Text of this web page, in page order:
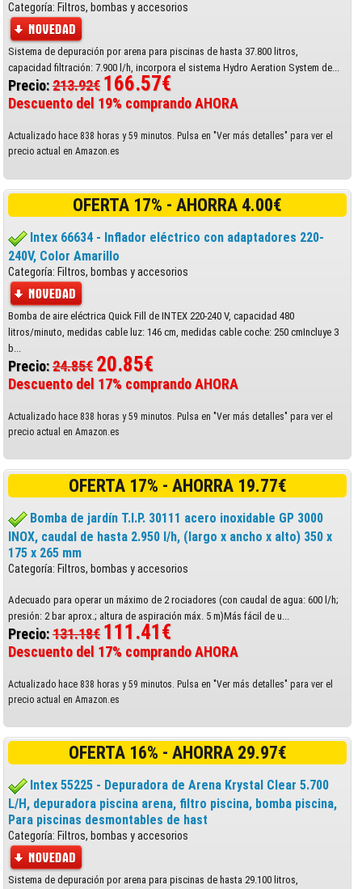
Categoría: Filtros, bombas y accesorios
Sistema de depuración por arena para piscinas de hasta 37.800 litros,
capacidad filtración: 7.900 l/h, incorpora el sistema Hydro Aeration System de...
Precio:213.92€ 166.57€
Descuento del 19% comprando AHORA
Actualizado hace 838 horas y 59 minutos. Pulsa en "Ver más detalles" para ver el
precio actual en Amazon.es
OFERTA 17% - AHORRA 4.00€
Intex 66634 - Inflador eléctrico con adaptadores 220-
240V, Color Amarillo
Categoría: Filtros, bombas y accesorios
Bomba de aire eléctrica Quick Fill de INTEX 220-240 V, capacidad 480
litros/minuto, medidas cable luz: 146 cm, medidas cable coche: 250 cmIncluye 3
b...
Precio:24.85€ 20.85€
Descuento del 17% comprando AHORA
Actualizado hace 838 horas y 59 minutos. Pulsa en "Ver más detalles" para ver el
precio actual en Amazon.es
OFERTA 17% - AHORRA 19.77€
Bomba de jardín T.I.P. 30111 acero inoxidable GP 3000
INOX, caudal de hasta 2.950 l/h, (largo x ancho x alto) 350 x
175 x 265 mm
Categoría: Filtros, bombas y accesorios
Adecuado para operar un máximo de 2 rociadores (con caudal de agua: 600 l/h;
presión: 2 bar aprox.; altura de aspiración máx. 5 m)Más fácil de u...
Precio:131.18€ 111.41€
Descuento del 17% comprando AHORA
Actualizado hace 838 horas y 59 minutos. Pulsa en "Ver más detalles" para ver el
precio actual en Amazon.es
OFERTA 16% - AHORRA 29.97€
Intex 55225 - Depuradora de Arena Krystal Clear 5.700
L/H, depuradora piscina arena, filtro piscina, bomba piscina,
Para piscinas desmontables de hast
Categoría: Filtros, bombas y accesorios
Sistema de depuración por arena para piscinas de hasta 29.100 litros,